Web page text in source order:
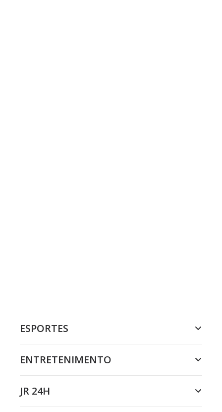
ESPORTES
ENTRETENIMENTO
JR 24H